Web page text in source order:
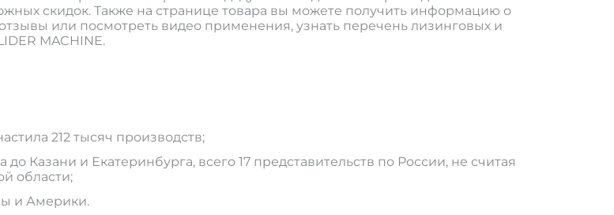
скидок. Также на странице товара вы можете получить информацию о
или посмотреть видео применения, узнать перечень лизинговых и
MACHINE.
212 тысяч производств;
Казани и Екатеринбурга, всего 17 представительств по России, не считая
области;
и Америки.